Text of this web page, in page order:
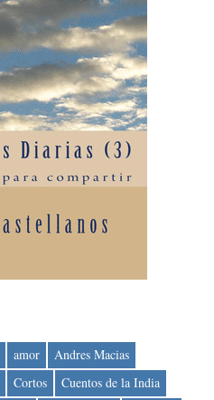
amor
Andres Macias
Cortos
Cuentos de la India